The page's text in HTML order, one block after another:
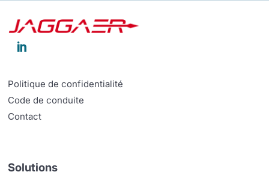

Politique de confidentialité
Code de conduite
Contact
Solutions